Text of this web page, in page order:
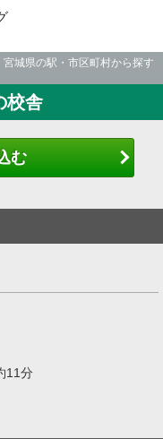
宮城県の駅・市区町村から探す
校舎
む
11分